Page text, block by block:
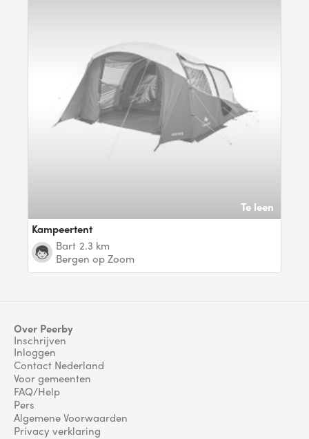
Te leen
Kampeertent
Bart 2.3 km
Bergen op Zoom
Over Peerby
Inschrijven
Inloggen
Contact Nederland
Voor gemeenten
FAQ/Help
Pers
Algemene Voorwaarden
Privacy verklaring